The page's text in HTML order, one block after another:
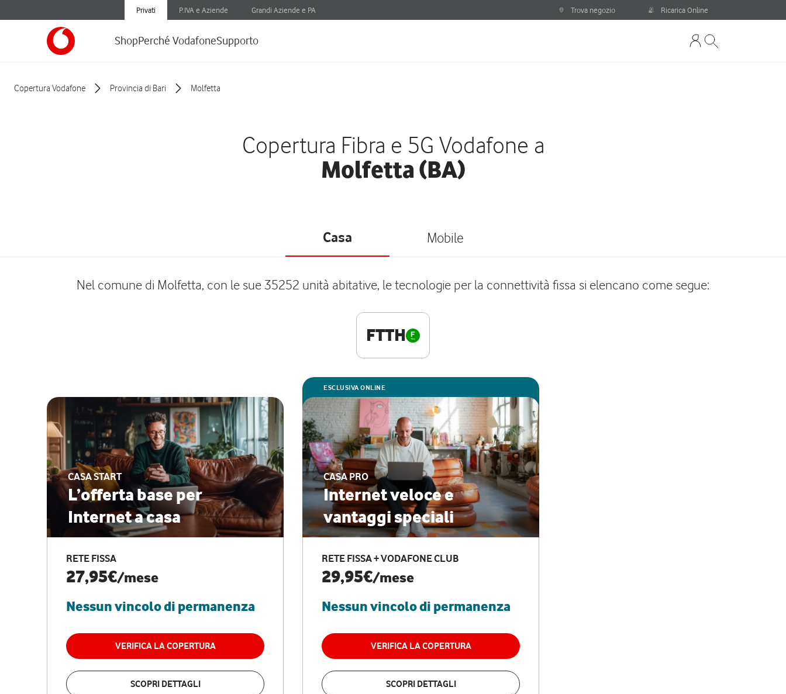
Privati P.IVA e Aziende Grandi Aziende e PA Trova negozio Ricarica Online
ShopPerché VodafoneSupporto
Copertura Vodafone Provincia di Bari Molfetta
Copertura Fibra e 5G Vodafone a
Molfetta (BA)
Casa Mobile
Nel comune di Molfetta, con le sue 35252 unità abitative, le tecnologie per la connettività fissa si elencano come segue:
FTTH
CASA START
L’offerta base per
Internet a casa
RETE FISSA
27,95€/mese
Nessun vincolo di permanenza
VERIFICA LA COPERTURA
SCOPRI DETTAGLI
ESCLUSIVA ONLINE
CASA PRO
Internet veloce e
vantaggi speciali
RETE FISSA + VODAFONE CLUB
29,95€/mese
Nessun vincolo di permanenza
VERIFICA LA COPERTURA
SCOPRI DETTAGLI